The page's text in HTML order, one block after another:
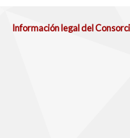
Información legal del